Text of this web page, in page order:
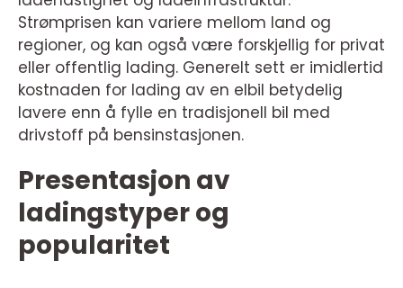
Strømprisen kan variere mellom land og
regioner, og kan også være forskjellig for privat
eller offentlig lading. Generelt sett er imidlertid
kostnaden for lading av en elbil betydelig
lavere enn å fylle en tradisjonell bil med
drivstoff på bensinstasjonen.
Presentasjon av
ladingstyper og
popularitet